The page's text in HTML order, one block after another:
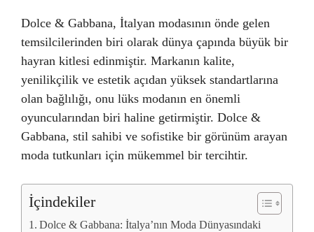
Dolce & Gabbana, İtalyan modasının önde gelen
temsilcilerinden biri olarak dünya çapında büyük bir
hayran kitlesi edinmiştir. Markanın kalite,
yenilikçilik ve estetik açıdan yüksek standartlarına
olan bağlılığı, onu lüks modanın en önemli
oyuncularından biri haline getirmiştir. Dolce &
Gabbana, stil sahibi ve sofistike bir görünüm arayan
moda tutkunları için mükemmel bir tercihtir.
İçindekiler
Dolce & Gabbana: İtalya’nın Moda Dünyasındaki